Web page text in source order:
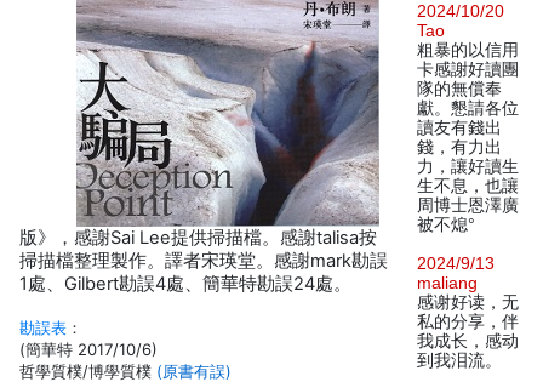
版》，感謝Sai Lee提供掃描檔。感謝talisa按
掃描檔整理製作。譯者宋瑛堂。感謝mark勘誤
1處、Gilbert勘誤4處、簡華特勘誤24處。
勘誤表 ：
(簡華特 2017/10/6)
哲學質樸/博學質樸 (原書有誤)
2024/10/20
Tao
粗暴的以信用
卡感謝好讀團
隊的無償奉
獻。懇請各位
讀友有錢出
錢，有力出
力，讓好讀生
生不息，也讓
周博士恩澤廣
被不熄°
2024/9/13
maliang
感谢好读，无
私的分享，伴
我成长，感动
到我泪流。